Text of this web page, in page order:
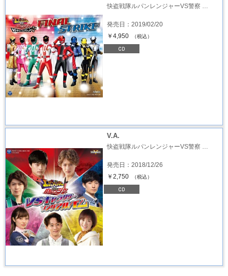
快盗戦隊ルパンレンジャーVS警察 …
発売日：2019/02/20
￥4,950
（税込）
V.A.
快盗戦隊ルパンレンジャーVS警察 …
発売日：2018/12/26
￥2,750
（税込）